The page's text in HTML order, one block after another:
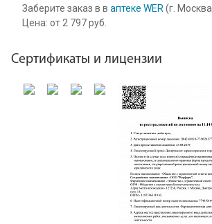
Заберите заказ в в аптеке WER (г.
Цена: от 2 797руб.
Сертификаты и лицензии